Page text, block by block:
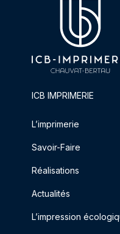
ICB IMPRIMERIE
L’imprimerie
Savoir-Faire
Réalisations
Actualités
L’impression